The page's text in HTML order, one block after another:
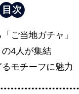
ご当地ガチャ」
4人が集結
モチーフに魅力